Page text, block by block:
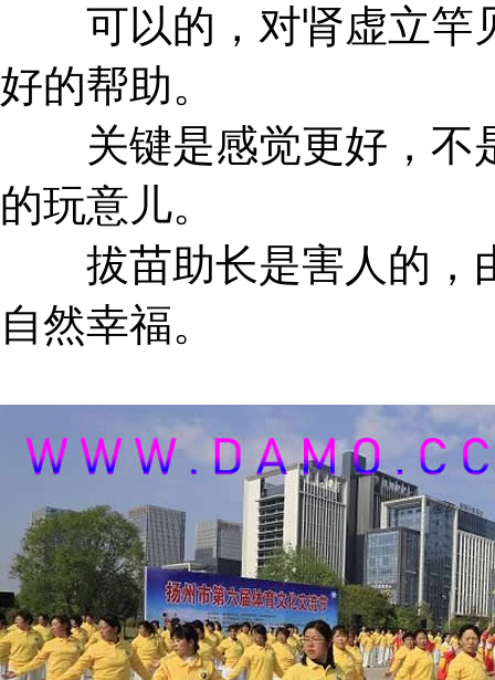
可以的，对肾虚立竿
好的帮助。
关键是感觉更好，不
的玩意儿。
拔苗助长是害人的，
自然幸福。